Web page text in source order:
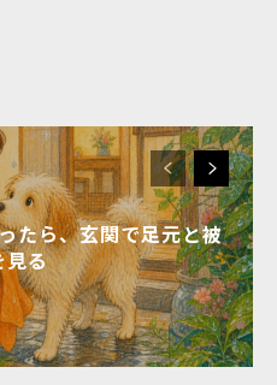
たら、玄関で足元と被
見る